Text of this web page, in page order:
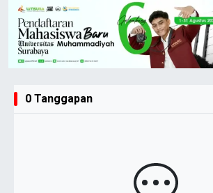
0 Tanggapan